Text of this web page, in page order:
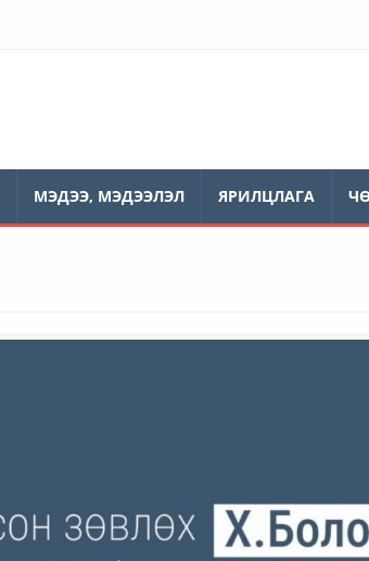
МЭДЭЭ, МЭДЭЭЛЭЛ ЯРИЛЦЛАГА